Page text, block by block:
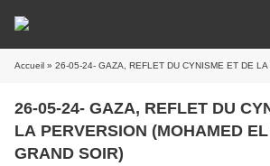
Accueil » 26-05-24- GAZA, REFLET DU CYNISME ET DE LA PERVERSION
26-05-24- GAZA, REFLET DU
LA PERVERSION (MOHAMED
GRAND SOIR)